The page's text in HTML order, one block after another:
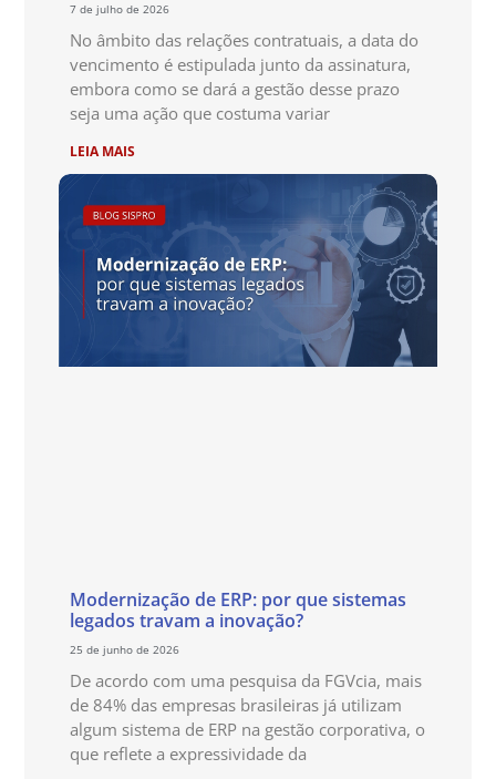
7 de julho de 2026
No âmbito das relações contratuais, a data do
vencimento é estipulada junto da assinatura,
embora como se dará a gestão desse prazo
seja uma ação que costuma variar
LEIA MAIS
Modernização de ERP: por que sistemas
legados travam a inovação?
25 de junho de 2026
De acordo com uma pesquisa da FGVcia, mais
de 84% das empresas brasileiras já utilizam
algum sistema de ERP na gestão corporativa, o
que reflete a expressividade da